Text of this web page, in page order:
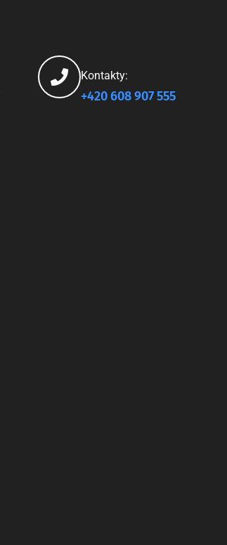
Kontakty:
+420 608 907 555